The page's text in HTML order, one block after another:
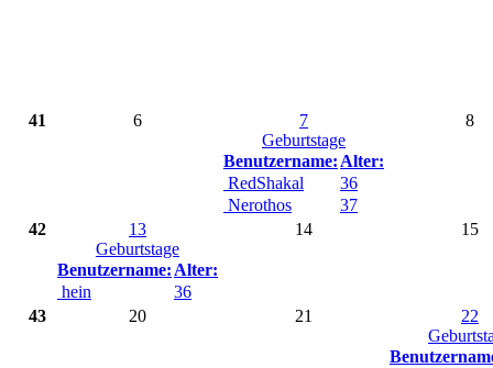
41 6
7
Geburtstage
Benutzername: Alter:
RedShakal
36
Nerothos
37
8
42
13
Geburtstage
Benutzername: Alter:
hein
36
14 15
43 20 21
22